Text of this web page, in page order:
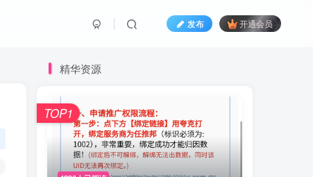
发布 开通会员
精华资源
TOP1